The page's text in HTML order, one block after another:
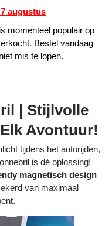
augustus
momenteel populair op
Bestel vandaag
mis te lopen.
| Stijlvolle
Avontuur!
tijdens het autorijden,
is dé oplossing!
magnetisch design
van maximaal